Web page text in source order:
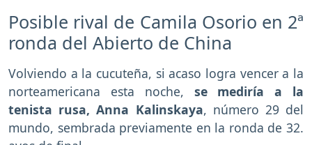
Posible rival de Camila Osorio en 2ª
ronda del Abierto de China
Volviendo a la cucuteña, si acaso logra vencer a la
norteamericana esta noche, se mediría a la
tenista rusa, Anna Kalinskaya, número 29 del
mundo, sembrada previamente en la ronda de 32.